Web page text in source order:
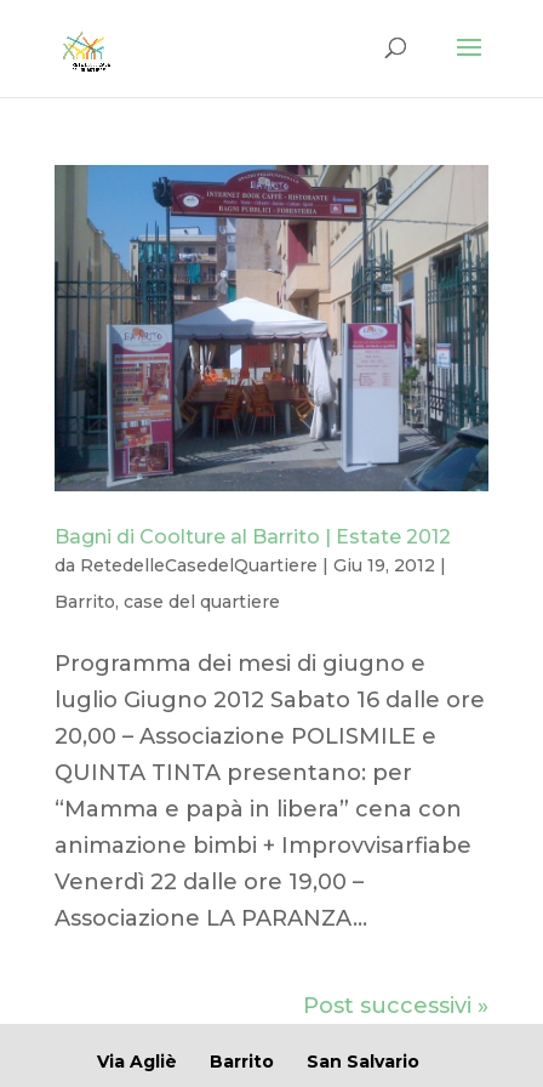
Bagni di Coolture al Barrito | Estate 2012
da RetedelleCasedelQuartiere | Giu 19, 2012 |
Barrito, case del quartiere
Programma dei mesi di giugno e
luglio Giugno 2012 Sabato 16 dalle ore
20,00 – Associazione POLISMILE e
QUINTA TINTA presentano: per
“Mamma e papà in libera” cena con
animazione bimbi + Improvvisarfiabe
Venerdì 22 dalle ore 19,00 –
Associazione LA PARANZA...
Post successivi »
Via Agliè Barrito San Salvario